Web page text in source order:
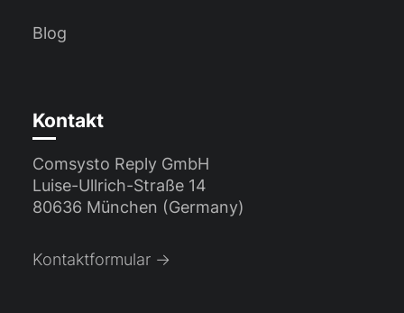
Blog
Kontakt
Comsysto Reply GmbH
Luise-Ullrich-Straße 14
80636 München (Germany)
Kontaktformular →